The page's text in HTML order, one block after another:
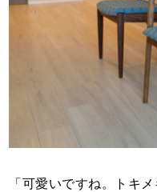
「可愛いですね。トキ